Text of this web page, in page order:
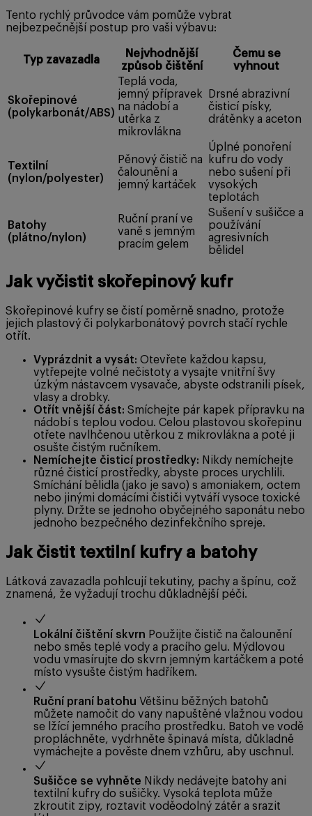
Tento rychlý průvodce vám pomůže vybrat
nejbezpečnější postup pro vaši výbavu:
Typ zavazadla
Nejvhodnější
způsob čištění
Čemu se
vyhnout
Skořepinové
(polykarbonát/ABS)
Teplá voda,
jemný přípravek
na nádobí a
utěrka z
mikrovlákna
Drsné abrazivní
čisticí písky,
drátěnky a aceton
Textilní
(nylon/polyester)
Pěnový čistič na
čalounění a
jemný kartáček
Úplné ponoření
kufru do vody
nebo sušení při
vysokých
teplotách
Batohy
(plátno/nylon)
Ruční praní ve
vaně s jemným
pracím gelem
Sušení v sušičce a
používání
agresivních
bělidel
Jak vyčistit skořepinový kufr
Skořepinové kufry se čistí poměrně snadno, protože
jejich plastový či polykarbonátový povrch stačí rychle
otřít.
Vyprázdnit a vysát: Otevřete každou kapsu,
vytřepejte volné nečistoty a vysajte vnitřní švy
úzkým nástavcem vysavače, abyste odstranili písek,
vlasy a drobky.
Otřít vnější část: Smíchejte pár kapek přípravku na
nádobí s teplou vodou. Celou plastovou skořepinu
otřete navlhčenou utěrkou z mikrovlákna a poté ji
osušte čistým ručníkem.
Nemíchejte čisticí prostředky: Nikdy nemíchejte
různé čisticí prostředky, abyste proces urychlili.
Smíchání bělidla (jako je savo) s amoniakem, octem
nebo jinými domácími čističi vytváří vysoce toxické
plyny. Držte se jednoho obyčejného saponátu nebo
jednoho bezpečného dezinfekčního spreje.
Jak čistit textilní kufry a batohy
Látková zavazadla pohlcují tekutiny, pachy a špínu, což
znamená, že vyžadují trochu důkladnější péči.
Lokální čištění skvrn Použijte čistič na čalounění
nebo směs teplé vody a pracího gelu. Mýdlovou
vodu vmasírujte do skvrn jemným kartáčkem a poté
místo vysušte čistým hadříkem.
Ruční praní batohu Většinu běžných batohů
můžete namočit do vany napuštěné vlažnou vodou
se lžící jemného pracího prostředku. Batoh ve vodě
propláchněte, vydrhněte špinavá místa, důkladně
vymáchejte a pověste dnem vzhůru, aby uschnul.
Sušičce se vyhněte Nikdy nedávejte batohy ani
textilní kufry do sušičky. Vysoká teplota může
zkroutit zipy, roztavit voděodolný zátěr a srazit